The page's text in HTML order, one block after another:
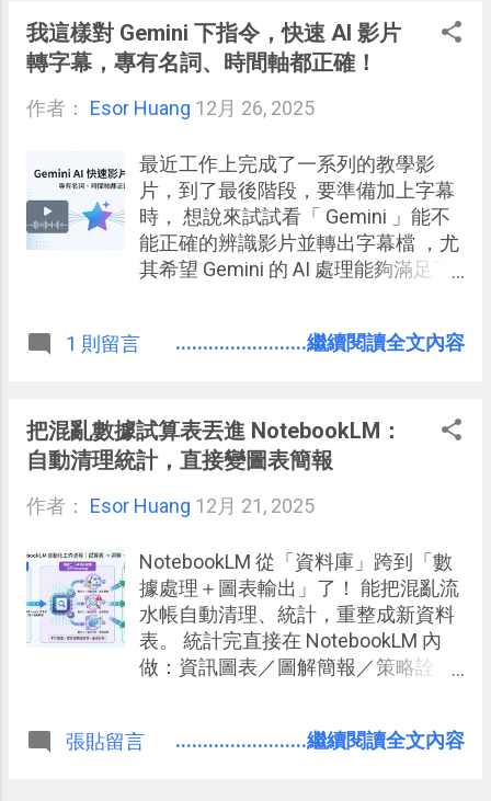
我這樣對 Gemini 下指令，快速 AI 影片
轉字幕，專有名詞、時間軸都正確！
作者： Esor Huang 12月 26, 2025
最近工作上完成了一系列的教學影
片，到了最後階段，要準備加上字幕
時， 想說來試試看「 Gemini 」能不
能正確的辨識影片並轉出字幕檔 ，尤
其希望 Gemini 的 AI 處理能夠滿足下
軸分段、正確標點符號、正確專有名
就很尷尬，後續修正還很耗時間。
1 則留言 ........................繼續閱讀全文內容
把混亂數據試算表丟進 NotebookLM：
自動清理統計，直接變圖表簡報
作者： Esor Huang 12月 21, 2025
NotebookLM 從「資料庫」跨到「數
據處理＋圖表輸出」了！ 能把混亂流
水帳自動清理、統計，重整成新資料
表。 統計完直接在 NotebookLM 內
做：資訊圖表／圖解簡報／策略詮
張貼留言
........................繼續閱讀全文內容